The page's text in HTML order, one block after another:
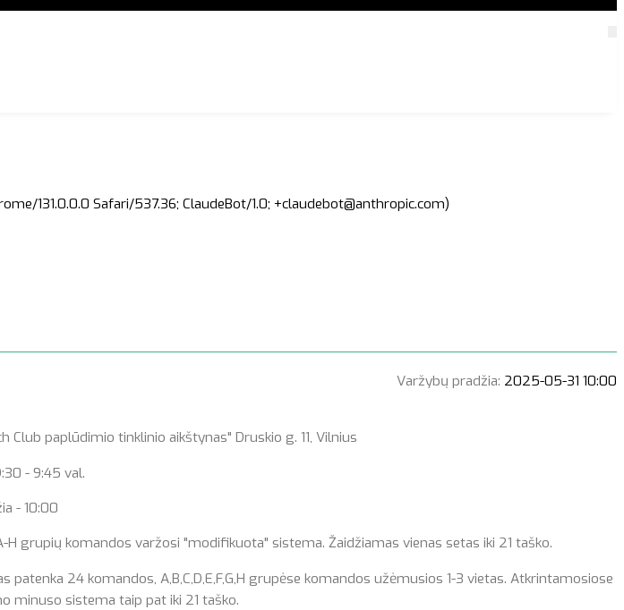
131.0.0.0 Safari/537.36; ClaudeBot/1.0; +claudebot@anthropic.com)
Varžybų pradžia: 2025-05-31 10:00
Club paplūdimio tinklinio aikštynas" Druskio g. 11, Vilnius
- 9:45 val.
- 10:00
H grupių komandos varžosi "modifikuota" sistema. Žaidžiamas vienas setas iki 21 taško.
patenka 24 komandos, A,B,C,D,E,F,G,H grupėse komandos užėmusios 1-3 vietas. Atkrintamosiose
minuso sistema taip pat iki 21 taško.